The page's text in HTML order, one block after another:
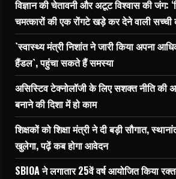
विज्ञान की चेतावनी और अटूट विश्वास की जंग:
चमत्कारों की एक रोंगटे खड़े कर देने वाली सच्ची
`स्वास्थ्य मंत्री निशांत ने जारी किया अपना
हैंडल`, पहुंचा सकते हैं समस्या
असिस्टिव टेक्नोलॉजी के लिए सशक्त नीति की
बनाने की दिशा में हो काम
शिक्षकों को शिक्षा मंत्री ने दी बड़ी सौगात,
खुलेगा, पढ़ें कब होगा आवेदन
SBIOA ने लगातार 25वें वर्ष आयोजित किया